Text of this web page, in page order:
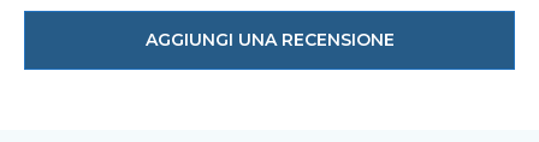
AGGIUNGI UNA RECENSIONE